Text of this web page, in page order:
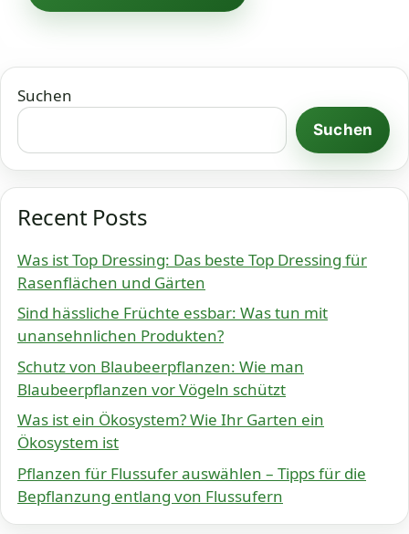
Suchen
Suchen
Recent Posts
Was ist Top Dressing: Das beste Top Dressing für
Rasenflächen und Gärten
Sind hässliche Früchte essbar: Was tun mit
unansehnlichen Produkten?
Schutz von Blaubeerpflanzen: Wie man
Blaubeerpflanzen vor Vögeln schützt
Was ist ein Ökosystem? Wie Ihr Garten ein
Ökosystem ist
Pflanzen für Flussufer auswählen – Tipps für die
Bepflanzung entlang von Flussufern